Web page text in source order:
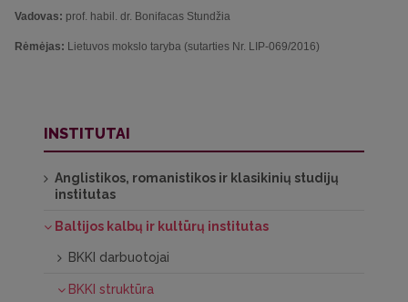
Vadovas: prof. habil. dr. Bonifacas Stundžia
Rėmėjas: Lietuvos mokslo taryba (sutarties Nr. LIP-069/2016)
INSTITUTAI
Anglistikos, romanistikos ir klasikinių studijų
institutas
Baltijos kalbų ir kultūrų institutas
BKKI darbuotojai
BKKI struktūra